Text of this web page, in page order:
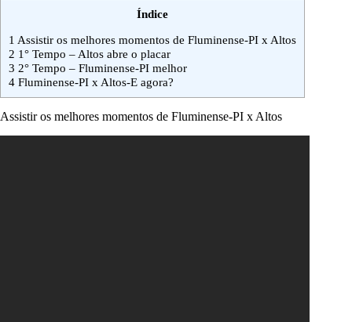
Índice
1 Assistir os melhores momentos de Fluminense-PI x Altos
2 1° Tempo – Altos abre o placar
3 2° Tempo – Fluminense-PI melhor
4 Fluminense-PI x Altos-E agora?
Assistir os melhores momentos de Fluminense-PI x Altos